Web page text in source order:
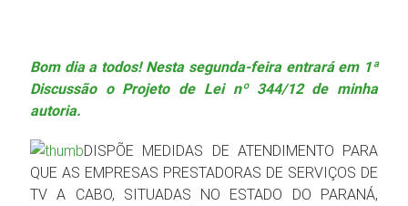
Bom dia a todos! Nesta segunda-feira entrará em 1ª
Discussão o Projeto de Lei nº 344/12 de minha
autoria.
DISPÕE MEDIDAS DE ATENDIMENTO PARA
QUE AS EMPRESAS PRESTADORAS DE SERVIÇOS DE
TV A CABO, SITUADAS NO ESTADO DO PARANÁ,